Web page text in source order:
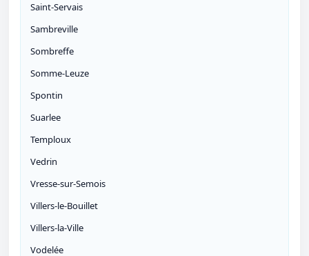
Saint-Servais
Sambreville
Sombreffe
Somme-Leuze
Spontin
Suarlee
Temploux
Vedrin
Vresse-sur-Semois
Villers-le-Bouillet
Villers-la-Ville
Vodelée